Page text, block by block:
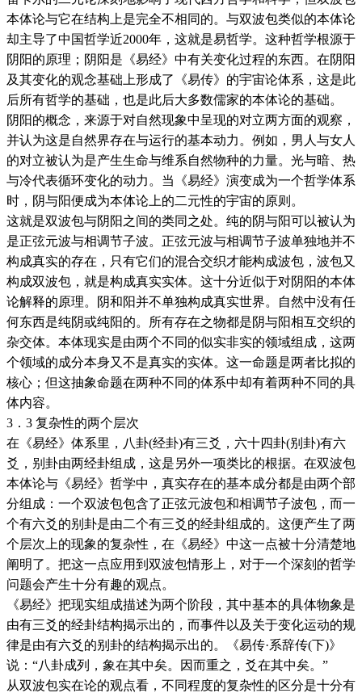
本体论与它在结构上是完全不相同的。与双波包类似的本体论
却主导了中国哲学近2000年，这就是易哲学。这种哲学根源于
阴阳的原理；阴阳是《易经》中有关变化过程的东西。在阴阳
及其变化的观念基础上形成了《易传》的宇宙论体系，这是此
后所有哲学的基础，也是此后大多数儒家的本体论的基础。
阴阳的概念，来源于对自然现象中呈现的对立两方面的观察，
并认为这是自然界存在与运行的基本动力。例如，男人与女人
的对立被认为是产生生命与维系自然物种的力量。光与暗、热
与冷代表循环变化的动力。当《易经》演变成为一个哲学体系
时，阴与阳便成为本体论上的二元性的宇宙的原则。
这就是双波包与阴阳之间的类同之处。纯的阴与阳可以被认为
是正弦元波与相调节子波。正弦元波与相调节子波单独地并不
构成真实的存在，只有它们的混合交织才能构成波包，波包又
构成双波包，就是构成真实实体。这十分近似于对阴阳的本体
论解释的原理。阴和阳并不单独构成真实世界。自然中没有任
何东西是纯阴或纯阳的。所有存在之物都是阴与阳相互交织的
杂交体。本体现实是由两个不同的似实非实的领域组成，这两
个领域的成分本身又不是真实的实体。这一命题是两者比拟的
核心；但这抽象命题在两种不同的体系中却有着两种不同的具
体内容。
3．3 复杂性的两个层次
在《易经》体系里，八卦(经卦)有三爻，六十四卦(别卦)有六
爻，别卦由两经卦组成，这是另外一项类比的根据。在双波包
本体论与《易经》哲学中，真实存在的基本成分都是由两个部
分组成：一个双波包包含了正弦元波包和相调节子波包，而一
个有六爻的别卦是由二个有三爻的经卦组成的。这便产生了两
个层次上的现象的复杂性，在《易经》中这一点被十分清楚地
阐明了。把这一点应用到双波包情形上，对于一个深刻的哲学
问题会产生十分有趣的观点。
《易经》把现实组成描述为两个阶段，其中基本的具体物象是
由有三爻的经卦结构揭示出的，而事件以及关于变化运动的规
律是由有六爻的别卦的结构揭示出的。《易传·系辞传(下)》
说：“八卦成列，象在其中矣。因而重之，爻在其中矣。”
从双波包实在论的观点看，不同程度的复杂性的区分是十分有